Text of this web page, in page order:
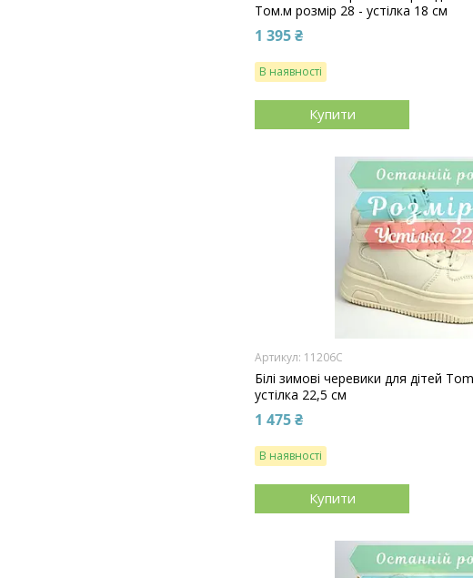
Том.м розмір 28 - устілка 18 см
1 395 ₴
В наявності
Купити
11206C
Білі зимові черевики для дітей
устілка 22,5 см
1 475 ₴
В наявності
Купити